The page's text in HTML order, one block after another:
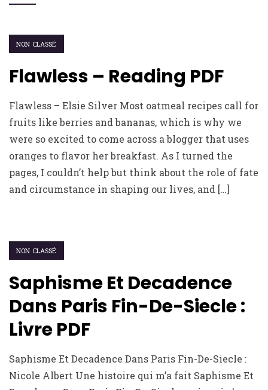
NON CLASSÉ
Flawless – Reading PDF
Flawless – Elsie Silver Most oatmeal recipes call for
fruits like berries and bananas, which is why we
were so excited to come across a blogger that uses
oranges to flavor her breakfast. As I turned the
pages, I couldn’t help but think about the role of fate
and circumstance in shaping our lives, and […]
NON CLASSÉ
Saphisme Et Decadence
Dans Paris Fin-De-Siecle :
Livre PDF
Saphisme Et Decadence Dans Paris Fin-De-Siecle :
Nicole Albert Une histoire qui m’a fait Saphisme Et